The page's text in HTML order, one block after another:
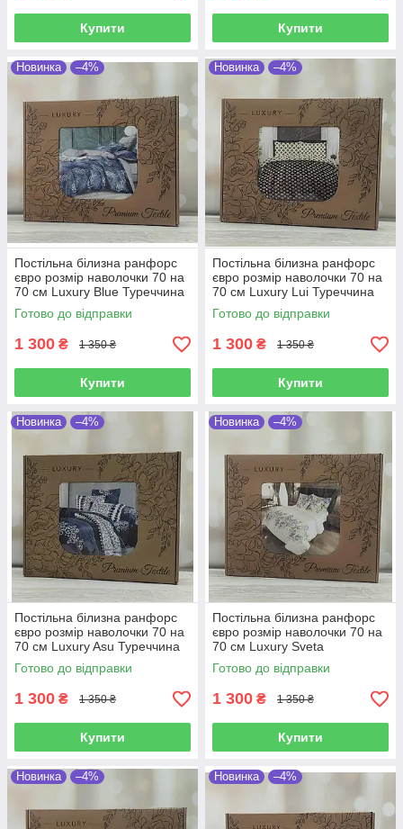
Купити Купити
Новинка –4%
Постільна білизна ранфорс
євро розмір наволочки 70 на
70 см Luxury Blue Туреччина
Готово до відправки
1 300 ₴ 1 350 ₴
Купити
Новинка –4%
Постільна білизна ранфорс
євро розмір наволочки 70 на
70 см Luxury Lui Туреччина
Готово до відправки
1 300 ₴ 1 350 ₴
Купити
Новинка –4%
Постільна білизна ранфорс
євро розмір наволочки 70 на
70 см Luxury Asu Туреччина
Готово до відправки
1 300 ₴ 1 350 ₴
Купити
Новинка –4%
Постільна білизна ранфорс
євро розмір наволочки 70 на
70 см Luxury Sveta
Туреччина
Готово до відправки
1 300 ₴ 1 350 ₴
Купити
Новинка –4% Новинка –4%